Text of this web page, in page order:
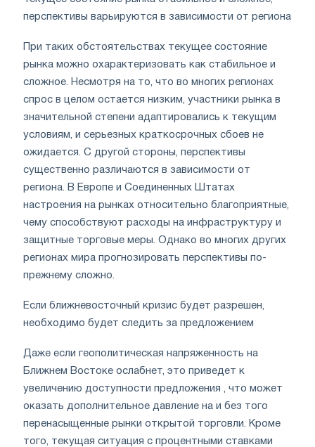
перспективы варьируются в зависимости от региона
При таких обстоятельствах текущее состояние
рынка можно охарактеризовать как стабильное и
сложное. Несмотря на то, что во многих регионах
спрос в целом остается низким, участники рынка в
значительной степени адаптировались к текущим
условиям, и серьезных краткосрочных сбоев не
ожидается. С другой стороны, перспективы
существенно различаются в зависимости от
региона. В Европе и Соединенных Штатах
настроения на рынках относительно благоприятные,
чему способствуют расходы на инфраструктуру и
защитные торговые меры. Однако во многих других
регионах мира прогнозировать перспективы по-
прежнему сложно.
Если ближневосточный кризис будет разрешен,
необходимо будет следить за предложением
Даже если геополитическая напряженность на
Ближнем Востоке ослабнет, это приведет к
увеличению доступности предложения , что может
оказать дополнительное давление на и без того
перенасыщенные рынки открытой торговли. Кроме
того, текущая ситуация с процентными ставками